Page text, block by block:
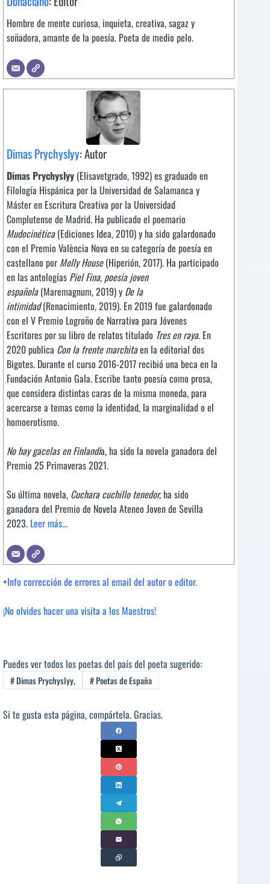
Hombre de mente curiosa, inquieta, creativa, sagaz y
soñadora, amante de la poesía. Poeta de medio pelo.
Dimas Prychyslyy: Autor
Dimas Prychyslyy (Elisavetgrado, 1992) es graduado en
Filología Hispánica por la Universidad de Salamanca y
Máster en Escritura Creativa por la Universidad
Complutense de Madrid. Ha publicado el poemario
Mudocinética(Ediciones Idea, 2010) y ha sido galardonado
con el Premio València Nova en su categoría de poesía en
castellano por Molly House(Hiperión, 2017). Ha participado
en las antologías Piel Fina, poesía joven
española(Maremagnum, 2019) y De la
intimidad(Renacimiento, 2019). En 2019 fue galardonado
con el V Premio Logroño de Narrativa para Jóvenes
Escritores por su libro de relatos titulado Tres en raya. En
2020 publica Con la frente marchitaen la editorial dos
Bigotes. Durante el curso 2016-2017 recibió una beca en la
Fundación Antonio Gala. Escribe tanto poesía como prosa,
que considera distintas caras de la misma moneda, para
acercarse a temas como la identidad, la marginalidad o el
homoerotismo.
No hay gacelas en Finlandia, ha sido la novela ganadora del
Premio 25 Primaveras 2021.
Su última novela, Cuchara cuchillo tenedor, ha sido
ganadora del Premio de Novela Ateneo Joven de Sevilla
2023. Leer más...
+Info corrección de errores al email del autor o editor.
¡No olvides hacer una visita a los Maestros!
Puedes ver todos los poetas del país del poeta sugerido:
#Dimas Prychyslyy, #Poetas de España
Si te gusta esta página, compártela. Gracias.